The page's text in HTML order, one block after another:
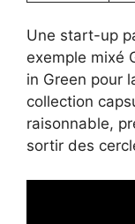
Une start-up
exemple mixé
in Green pour
collection
raisonnable,
sortir des